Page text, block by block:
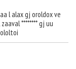
l alax gj oroldox ve
******** gj uu